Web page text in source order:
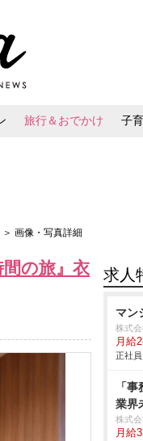
旅行＆おでかけ 子
＞ 画像・写真詳細
の旅』衣 求人
マン
株式
月給
正社
「
業界
株式
月給